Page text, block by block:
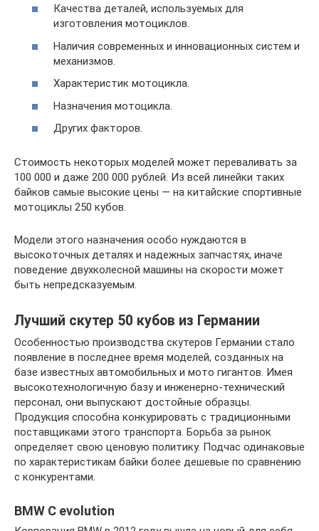
Качества деталей, используемых для
изготовления мотоциклов.
Наличия современных и инновационных систем и
механизмов.
Характеристик мотоцикла.
Назначения мотоцикла.
Других факторов.
Стоимость некоторых моделей может переваливать за
100 000 и даже 200 000 рублей. Из всей линейки таких
байков самые высокие цены — на китайские спортивные
мотоциклы 250 кубов.
Модели этого назначения особо нуждаются в
высокоточных деталях и надежных запчастях, иначе
поведение двухколесной машины на скорости может
быть непредсказуемым.
Лучший скутер 50 кубов из Германии
Особенностью производства скутеров Германии стало
появление в последнее время моделей, созданных на
базе известных автомобильных и мото гигантов. Имея
высокотехнологичную базу и инженерно-технический
персонал, они выпускают достойные образцы.
Продукция способна конкурировать с традиционными
поставщиками этого транспорта. Борьба за рынок
определяет свою ценовую политику. Подчас одинаковые
по характеристикам байки более дешевые по сравнению
с конкурентами.
BMW C evolution